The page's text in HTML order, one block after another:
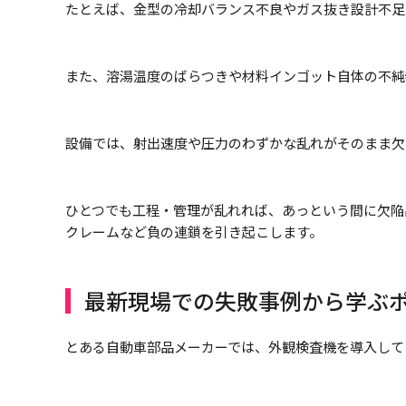
たとえば、金型の冷却バランス不良やガス抜き設計不
また、溶湯温度のばらつきや材料インゴット自体の不
設備では、射出速度や圧力のわずかな乱れがそのまま
ひとつでも工程・管理が乱れれば、あっという間に欠
クレームなど負の連鎖を引き起こします。
最新現場での失敗事例から学ぶ
とある自動車部品メーカーでは、外観検査機を導入し